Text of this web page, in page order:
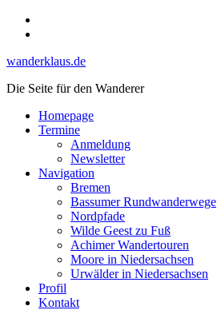
Skip
wanderklaus.de
Die Seite für den Wanderer
Homepage
Termine
Anmeldung
Newsletter
Navigation
Bremen
Bassumer Rundwanderwege
Nordpfade
Wilde Geest zu Fuß
Achimer Wandertouren
Moore in Niedersachsen
Urwälder in Niedersachsen
Profil
Kontakt